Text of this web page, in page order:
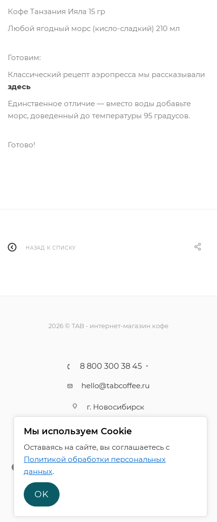
Кофе Танзания Ияла 15 гр
Любой ягодный морс (кисло-сладкий) 210 мл
Готовим:
Классический рецепт аэропресса мы рассказывали
здесь
Единственное отличие — вместо воды добавьте
морс, доведенный до температуры 95 градусов.
Готово!
НАЗАД К СПИСКУ
2026 © TAB - интернет-магазин кофе
8 800 300 38 45
hello@tabcoffee.ru
г. Новосибирск
Мы используем Cookie
Оставаясь на сайте, вы соглашаетесь с
Политикой обработки персональных
данных.
OK